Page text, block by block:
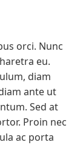
orci. Nunc
eu.
diam
ante ut
Sed at
Proin nec
ac porta